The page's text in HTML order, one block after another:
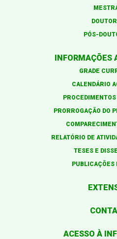
PÓS-
INFORMAÇÕES
GRADE
CALENDÁRIO
PROCEDIMENTOS
PRORROGAÇÃO DO
RELATÓRIO DE
TESES E
PUBLICAÇÕES
ACESSO À